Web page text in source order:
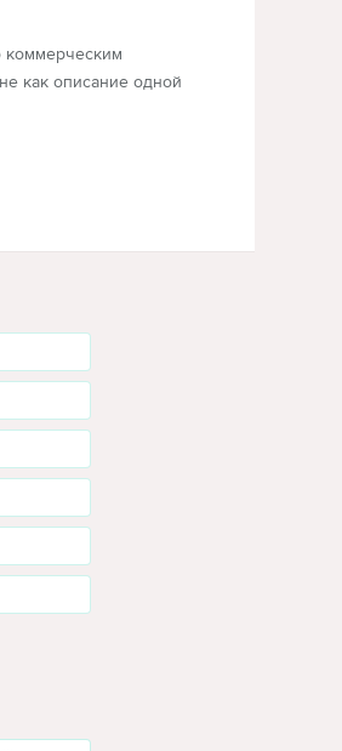
коммерческим
как описание одной
вариант для тех, кому
a07 4/128 gb»,
память помогает
интент: есть